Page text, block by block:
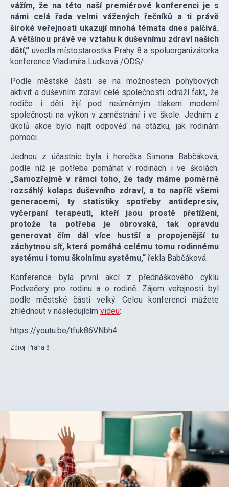
vážím, že na této naší premiérové konferenci je s
námi celá řada velmi vážených řečníků a ti právě
široké veřejnosti ukazují mnohá témata dnes palčivá.
A většinou právě ve vztahu k duševnímu zdraví našich
dětí,“ uvedla místostarostka Prahy 8 a spoluorganizátorka
konference Vladimíra Ludková /ODS/.
Podle městské části se na možnostech pohybových
aktivit a duševním zdraví celé společnosti odráží fakt, že
rodiče i děti žijí pod neúměrným tlakem moderní
společnosti na výkon v zaměstnání i ve škole. Jedním z
úkolů akce bylo najít odpověď na otázku, jak rodinám
pomoci.
Jednou z účastnic byla i herečka Simona Babčáková,
podle níž je potřeba pomáhat v rodinách i ve školách.
„Samozřejmě v rámci toho, že tady máme poměrně
rozsáhlý kolaps duševního zdraví, a to napříč všemi
generacemi, ty statistiky spotřeby antidepresiv,
vyčerpaní terapeuti, kteří jsou prostě přetíženi,
protože ta potřeba je obrovská, tak opravdu
generovat čím dál více hustší a propojenější tu
záchytnou síť, která pomáhá celému tomu rodinnému
systému i tomu školnímu systému,“ řekla Babčáková.
Konference byla první akcí z přednáškového cyklu
Podvečery pro rodinu a o rodině. Zájem veřejnosti byl
podle městské části velký. Celou konferenci můžete
zhlédnout v následujícím videu:
https://youtu.be/tfuk86VNbh4
Zdroj: Praha 8